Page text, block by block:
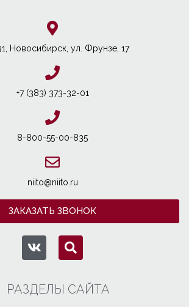
Новосибирcк, ул. Фрунзе, 17
+7 (383) 373-32-01
8-800-55-00-835
niito@niito.ru
ЗАКАЗАТЬ ЗВОНОК
РАЗДЕЛЫ САЙТА